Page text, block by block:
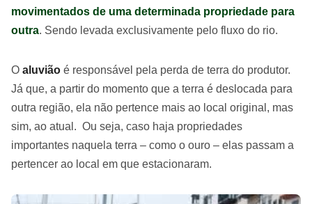
movimentados de uma determinada propriedade para
outra. Sendo levada exclusivamente pelo fluxo do rio.
O aluvião é responsável pela perda de terra do produtor.
Já que, a partir do momento que a terra é deslocada para
outra região, ela não pertence mais ao local original, mas
sim, ao atual. Ou seja, caso haja propriedades
importantes naquela terra – como o ouro – elas passam a
pertencer ao local em que estacionaram.